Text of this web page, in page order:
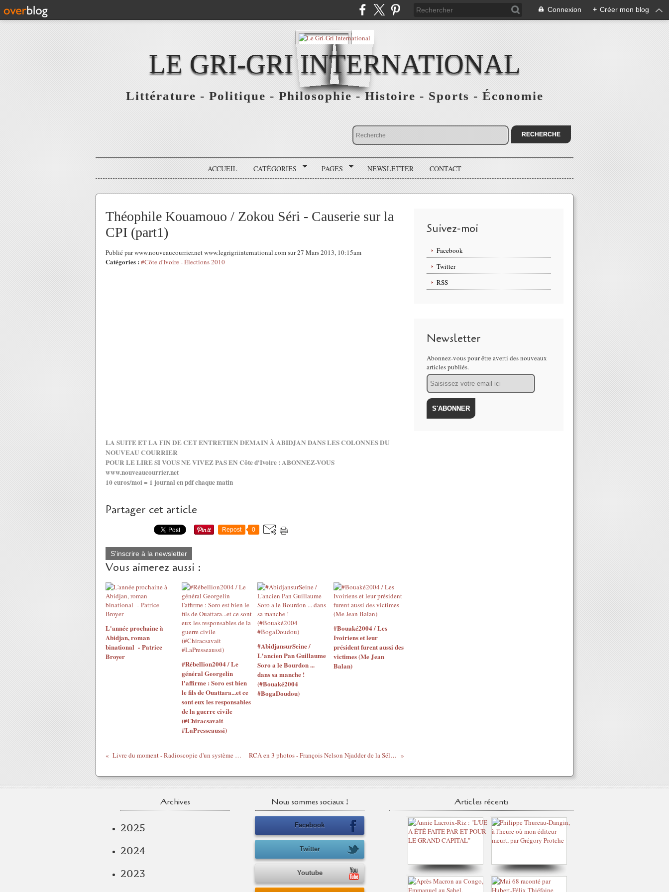
Connexion + Créer mon blog
LE GRI-GRI INTERNATIONAL
Littérature - Politique - Philosophie - Histoire - Sports - Économie
ACCUEIL CATÉGORIES PAGES NEWSLETTER CONTACT
Théophile Kouamouo / Zokou Séri - Causerie sur la
CPI (part1)
Publié par www.nouveaucourrier.net www.legrigriinternational.com sur 27 Mars 2013, 10:15am
Catégories : #Côte d'Ivoire - Élections 2010
LA SUITE ET LA FIN DE CET ENTRETIEN DEMAIN À ABIDJAN DANS LES COLONNES DU
NOUVEAU COURRIER
POUR LE LIRE SI VOUS NE VIVEZ PAS EN Côte d'Ivoire : ABONNEZ-VOUS
www.nouveaucourrier.net
10 euros/moi = 1 journal en pdf chaque matin
Partager cet article
Repost 0
S'inscrire à la newsletter
Vous aimerez aussi :
L'année prochaine à
Abidjan, roman
binational - Patrice
Broyer
#Rébellion2004 / Le
général Georgelin
l'affirme : Soro est bien
le fils de Ouattara...et ce
sont eux les responsables
de la guerre civile
(#Chiracsavait
#LaPresseaussi)
#AbidjansurSeine /
L'ancien Pan Guillaume
Soro a le Bourdon ...
dans sa manche !
(#Bouaké2004
#BogaDoudou)
#Bouaké2004 / Les
Ivoiriens et leur
président furent aussi des
victimes (Me Jean
Balan)
Livre du moment - Radioscopie d'un système de santé africain : le Sénégal - Félix Atchadé (l'Harmattan) RCA en 3 photos - François Nelson Njadder de la Séléka et l'ambassadeur français de Ouattara J-M Simon, aka le goret
Suivez-moi
Facebook
Twitter
RSS
Newsletter
Abonnez-vous pour être averti des nouveaux
articles publiés.
Email
Archives
2025
2024
2023
Nous sommes sociaux !
Facebook
Twitter
Youtube
Articles récents